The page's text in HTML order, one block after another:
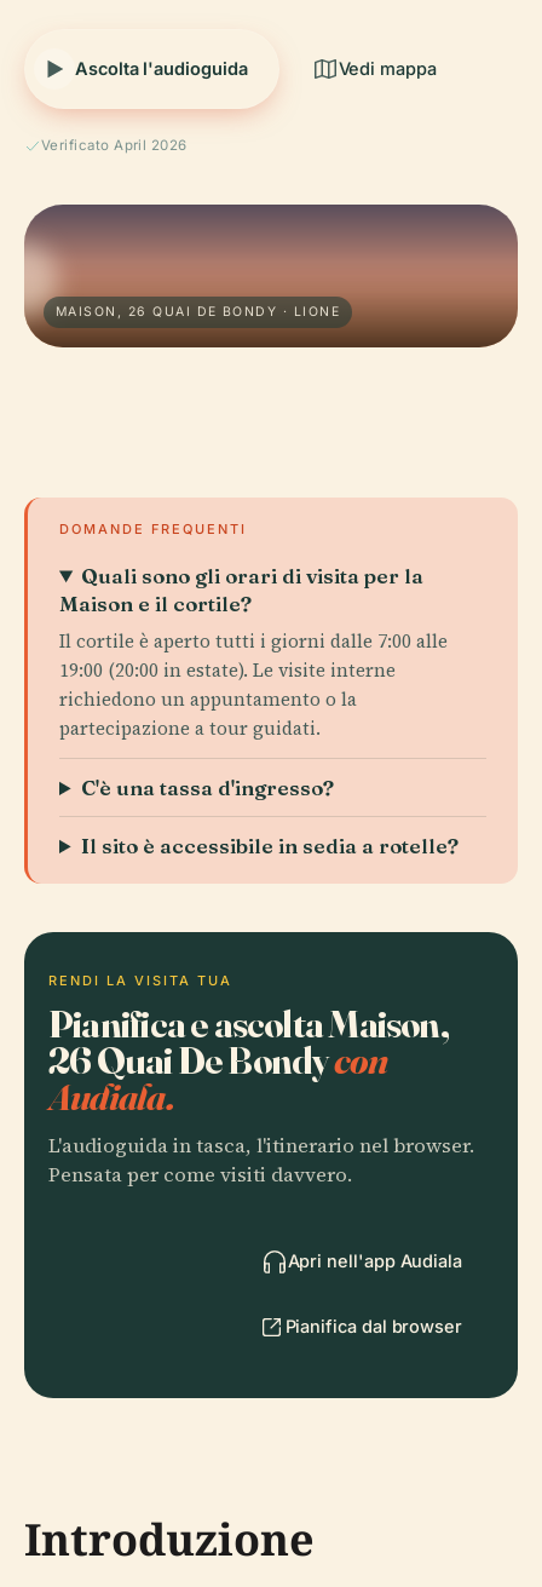
Ascolta l'audioguida Vedi mappa
Verificato April 2026
MAISON, 26 QUAI DE BONDY · LIONE
DOMANDE FREQUENTI
Quali sono gli orari di visita per la
Maison e il cortile?
Il cortile è aperto tutti i giorni dalle 7:00 alle
19:00 (20:00 in estate). Le visite interne
richiedono un appuntamento o la
partecipazione a tour guidati.
C'è una tassa d'ingresso?
Il sito è accessibile in sedia a rotelle?
RENDI LA VISITA TUA
Pianifica e ascolta Maison,
26 Quai De Bondycon
Audiala.
L'audioguida in tasca, l'itinerario nel browser.
Pensata per come visiti davvero.
Apri nell'app Audiala
Pianifica dal browser
Introduzione